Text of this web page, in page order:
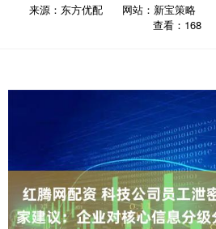
来源：东方优配 网站：新宝策略
查看：168